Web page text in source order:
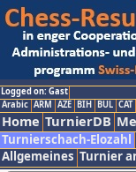
Logged on: Gast
Arabic ARM AZE BIH BUL CAT
Home TurnierDB
Turnierschach-Elozahl
Allgemeines Turnier